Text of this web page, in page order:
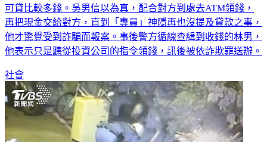
可貸比較多錢。吳男信以為真，配合對方到處去ATM領錢，
再把現金交給對方，直到「專員」神隱再也沒提及貸款之事，
他才驚覺受到詐騙而報案。事後警方循線查緝到收錢的林男，
他表示只是聽從投資公司的指令領錢，訊後被依詐欺罪送辦。
社會